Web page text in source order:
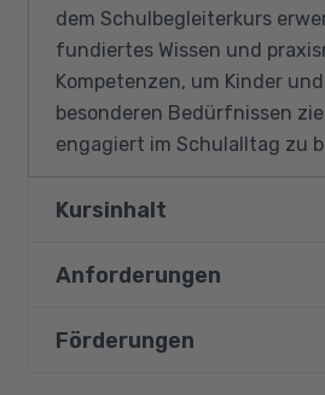
dem Schulbegleiterkurs
fundiertes Wissen und
Kompetenzen, um Kinder
besonderen Bedürfnissen
engagiert im Schulalltag
Kursinhalt
Berufsbild
Rechtliche Grundlagen
Anforderungen
Voraussetzung für die Arbeit
Förderungen